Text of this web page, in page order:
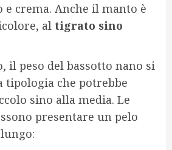
e crema. Anche il manto è
al tigrato sino
il peso del bassotto nano si
tipologia che potrebbe
sino alla media. Le
presentare un pelo